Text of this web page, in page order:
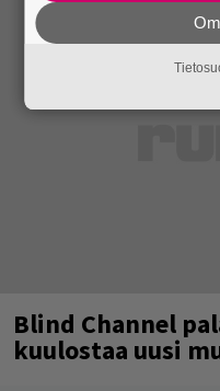
Blind Channel
kuulostaa uusi